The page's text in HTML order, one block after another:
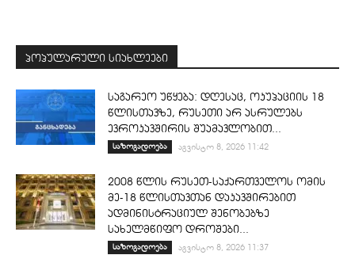
პოპულარული სიახლეები
საგარეო უწყება: დღესაც, ოკუპაციის 18
წლისთავზე, რუსეთი არ ასრულებს
ევროკავშირის შუამავლობით...
საზოგადოება აგვისტო 8, 2026 11:42
2008 წლის რუსეთ-საქართველოს ომის
მე-18 წლისთავთან დაკავშირებით
ადმინისტრაციულ შენობებზე
სახელმწიფო დროშები...
საზოგადოება აგვისტო 8, 2026 11:37